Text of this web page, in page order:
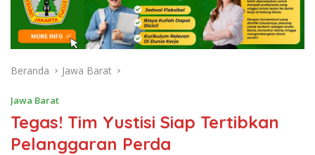
Beranda Jawa Barat
Jawa Barat
Tegas! Tim Yustisi Siap Tertibkan
Pelanggaran Perda